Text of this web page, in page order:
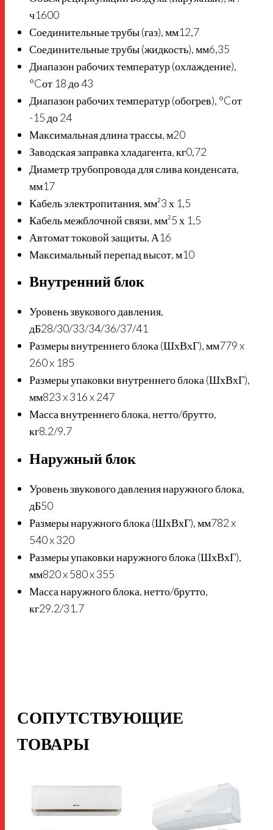
ч1600
Соединительные трубы (газ), мм12,7
Соединительные трубы (жидкость), мм6,35
Диапазон рабочих температур (охлаждение),
°Cот 18 до 43
Диапазон рабочих температур (обогрев), °Cот
-15 до 24
Максимальная длина трассы, м20
Заводская заправка хладагента, кг0,72
Диаметр трубопровода для слива конденсата,
мм17
Кабель электропитания, мм²3 х 1,5
Кабель межблочной связи, мм²5 х 1,5
Автомат токовой защиты, А16
Максимальный перепад высот, м10
Внутренний блок
Уровень звукового давления,
дБ28/30/33/34/36/37/41
Размеры внутреннего блока (ШхВхГ), мм779 x
260 x 185
Размеры упаковки внутреннего блока (ШхВхГ),
мм823 x 316 x 247
Масса внутреннего блока, нетто/брутто,
кг8.2/9.7
Наружный блок
Уровень звукового давления наружного блока,
дБ50
Размеры наружного блока (ШхВхГ), мм782 x
540 x 320
Размеры упаковки наружного блока (ШхВхГ),
мм820 x 580 x 355
Масса наружного блока, нетто/брутто,
кг29.2/31.7
СОПУТСТВУЮЩИЕ
ТОВАРЫ